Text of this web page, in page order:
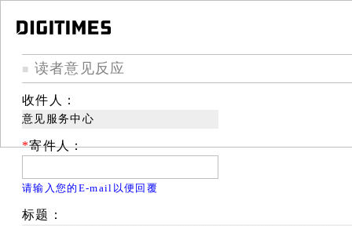
■ 读者意见反应
收件人：
意见服务中心
*寄件人：
请输入您的E-mail以便回覆
标题：